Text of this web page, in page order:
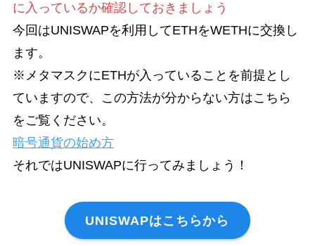
に入っているか確認しておきましょう
今回はUNISWAPを利用してETHをWETHに交換し
ます。
※メタマスクにETHが入っていることを前提とし
ていますので、この方法が分からない方はこちら
をご覧ください。
暗号通貨の始め方
それではUNISWAPに行ってみましょう！
UNISWAPはこちらから